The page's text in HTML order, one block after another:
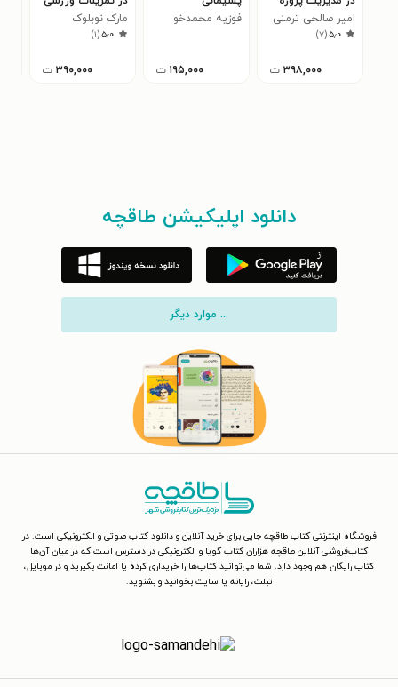
های EPCC
امیر صالحی ترمنی
۵٫۰(۷)
۳۹۸,۰۰۰ ت
فوزیه محمدخو
۱۹۵,۰۰۰ ت
مارک نوبلوک
۵٫۰(۱)
۳۹۰,۰۰۰ ت
دانلود اپلیکیشن طاقچه
... موارد دیگر
فروشگاه اینترنتی کتاب طاقچه جایی برای خرید آنلاین و دانلود کتاب صوتی و الکترونیکی است. در
کتاب‌فروشی آنلاین طاقچه هزاران کتاب گویا و الکترونیکی در دسترس است که در میان آن‌ها
کتاب رایگان هم وجود دارد. شما می‌توانید کتاب‌ها را خریداری کرده یا امانت بگیرید و در موبایل،
تبلت، رایانه یا سایت بخوانید و بشنوید.